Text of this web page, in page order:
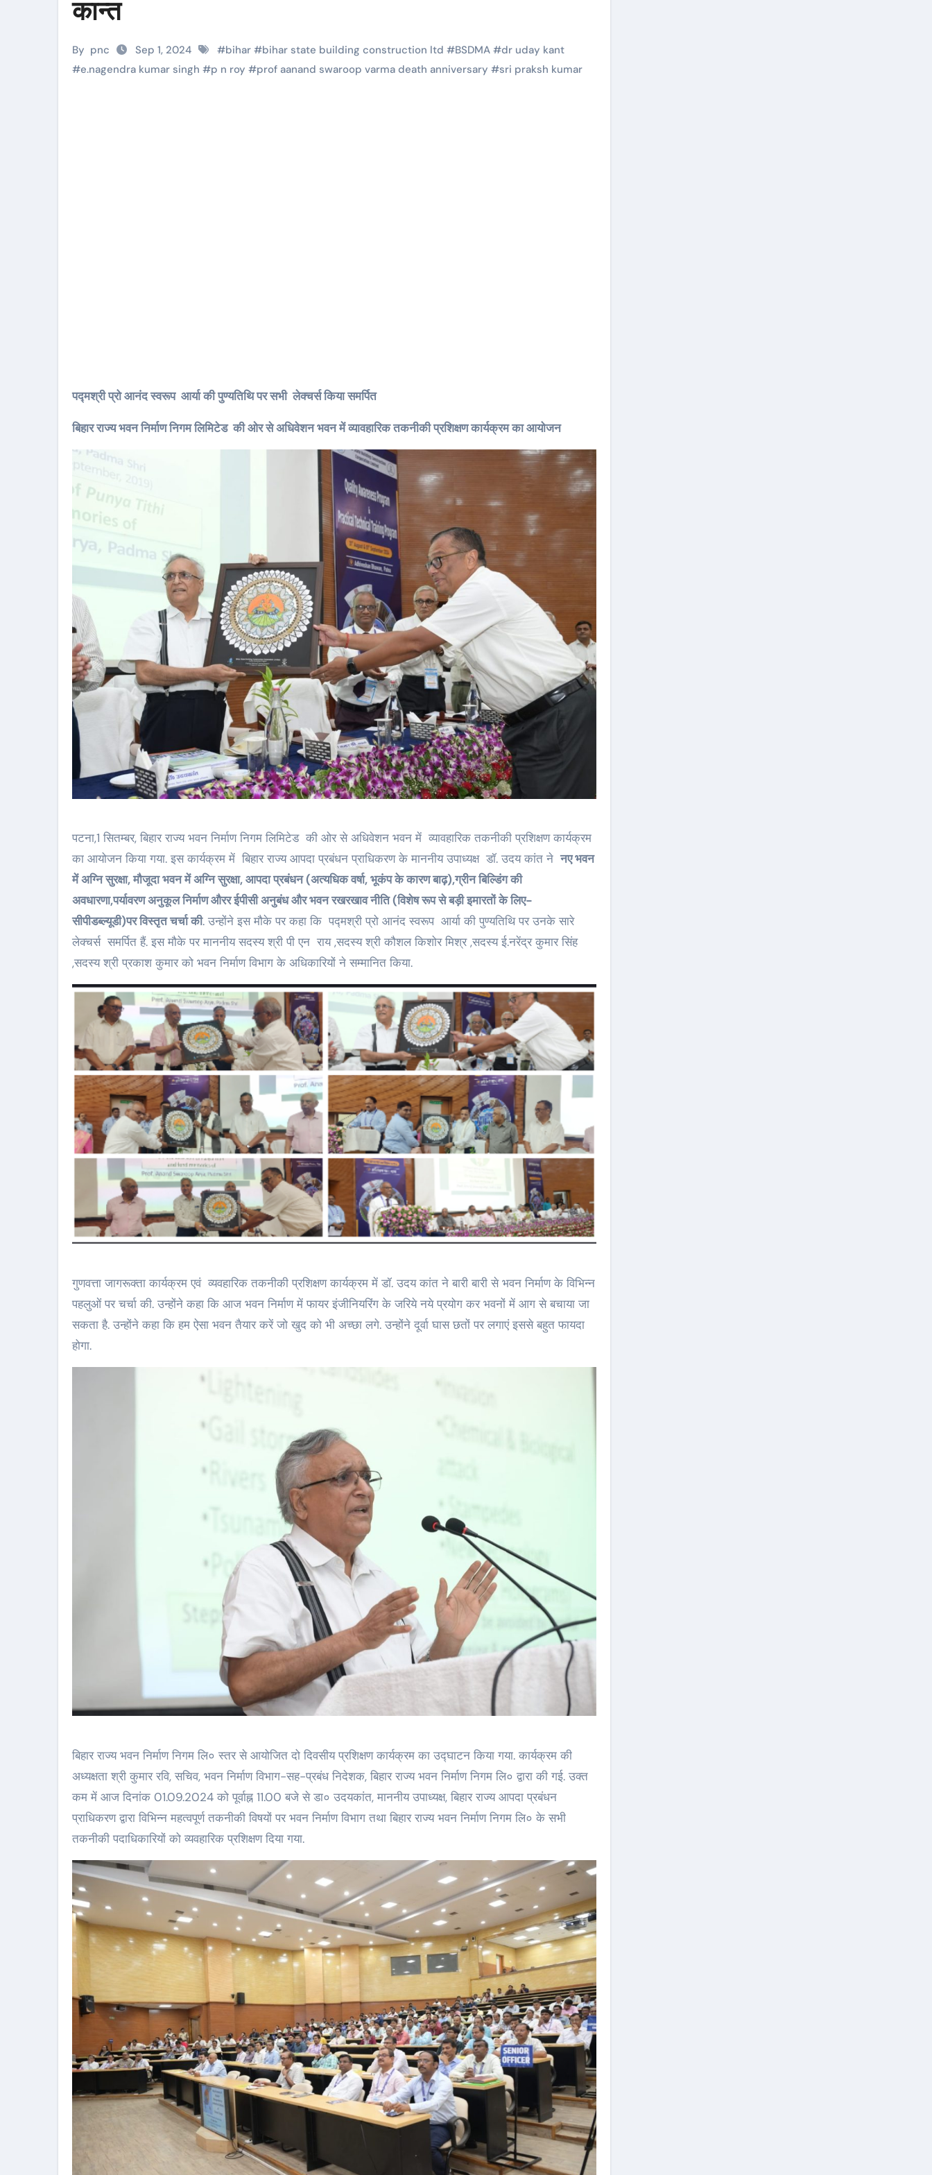
कान्त
By pnc Sep 1, 2024 #bihar #bihar state building construction ltd #BSDMA #dr uday kant
#e.nagendra kumar singh #p n roy #prof aanand swaroop varma death anniversary #sri praksh kumar
पद्मश्री प्रो आनंद स्वरूप आर्या की पुण्यतिथि पर सभी लेक्चर्स किया समर्पित
बिहार राज्य भवन निर्माण निगम लिमिटेड की ओर से अधिवेशन भवन में व्यावहारिक तकनीकी प्रशिक्षण कार्यक्रम का आयोजन
पटना,1 सितम्बर, बिहार राज्य भवन निर्माण निगम लिमिटेड की ओर से अधिवेशन भवन में व्यावहारिक तकनीकी प्रशिक्षण कार्यक्रम
का आयोजन किया गया. इस कार्यक्रम में बिहार राज्य आपदा प्रबंधन प्राधिकरण के माननीय उपाध्यक्ष डॉ. उदय कांत नेनए भवन
में अग्नि सुरक्षा, मौजूदा भवन में अग्नि सुरक्षा, आपदा प्रबंधन (अत्यधिक वर्षा, भूकंप के कारण बाढ़),ग्रीन बिल्डिंग की
अवधारणा,पर्यावरण अनुकूल निर्माण औरर ईपीसी अनुबंध और भवन रखरखाव नीति (विशेष रूप से बड़ी इमारतों के लिए-
सीपीडब्ल्यूडी)पर विस्तृत चर्चा की. उन्होंने इस मौके पर कहा कि पद्मश्री प्रो आनंद स्वरूप आर्या की पुण्यतिथि पर उनके सारे
लेक्चर्स समर्पित हैं. इस मौके पर माननीय सदस्य श्री पी एन राय ,सदस्य श्री कौशल किशोर मिश्र ,सदस्य ई.नरेंद्र कुमार सिंह
,सदस्य श्री प्रकाश कुमार को भवन निर्माण विभाग के अधिकारियों ने सम्मानित किया.
गुणवत्ता जागरूक्ता कार्यक्रम एवं व्यवहारिक तकनीकी प्रशिक्षण कार्यक्रम में डॉ. उदय कांत ने बारी बारी से भवन निर्माण के विभिन्न
पहलुओं पर चर्चा की. उन्होंने कहा कि आज भवन निर्माण में फायर इंजीनियरिंग के जरिये नये प्रयोग कर भवनों में आग से बचाया जा
सकता है. उन्होंने कहा कि हम ऐसा भवन तैयार करें जो खुद को भी अच्छा लगे. उन्होंने दूर्वा घास छतों पर लगाएं इससे बहुत फायदा
होगा.
बिहार राज्य भवन निर्माण निगम लि० स्तर से आयोजित दो दिवसीय प्रशिक्षण कार्यक्रम का उद्घाटन किया गया. कार्यक्रम की
अध्यक्षता श्री कुमार रवि, सचिव, भवन निर्माण विभाग-सह-प्रबंध निदेशक, बिहार राज्य भवन निर्माण निगम लि० द्वारा की गई. उक्त
कम में आज दिनांक 01.09.2024 को पूर्वाह्न 11.00 बजे से डा० उदयकांत, माननीय उपाध्यक्ष, बिहार राज्य आपदा प्रबंधन
प्राधिकरण द्वारा विभिन्न महत्वपूर्ण तकनीकी विषयों पर भवन निर्माण विभाग तथा बिहार राज्य भवन निर्माण निगम लि० के सभी
तकनीकी पदाधिकारियों को व्यवहारिक प्रशिक्षण दिया गया.